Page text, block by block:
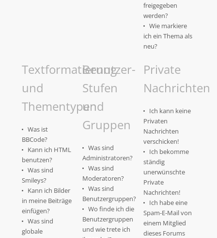
freigegeben
werden?
Wie markiere
ich ein Thema als
neu?
Textformatierung
und
Thementypen
Was ist
BBCode?
Kann ich HTML
benutzen?
Was sind
Smileys?
Kann ich Bilder
in meine Beiträge
einfügen?
Was sind
globale
Benutzer-
Stufen
und
Gruppen
Was sind
Administratoren?
Was sind
Moderatoren?
Was sind
Benutzergruppen?
Wo finde ich die
Benutzergruppen
und wie trete ich
Private
Nachrichten
Ich kann keine
Privaten
Nachrichten
verschicken!
Ich bekomme
ständig
unerwünschte
Private
Nachrichten!
Ich habe eine
Spam-E-Mail von
einem Mitglied
dieses Forums